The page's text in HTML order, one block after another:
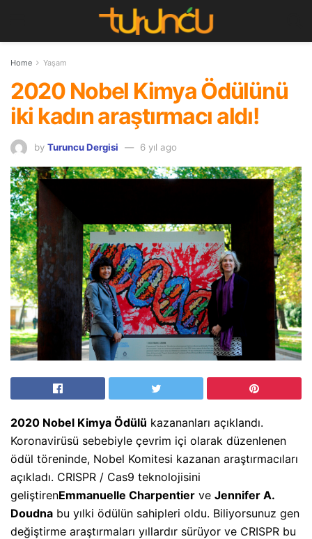
Home Yaşam
2020 Nobel Kimya Ödülünü
iki kadın araştırmacı aldı!
by Turuncu Dergisi 6 yıl ago
2020 Nobel Kimya Ödülü kazananları açıklandı.
Koronavirüsü sebebiyle çevrim içi olarak düzenlenen
ödül töreninde, Nobel Komitesi kazanan araştırmacıları
açıkladı. CRISPR / Cas9 teknolojisini
geliştirenEmmanuelle Charpentier ve Jennifer A.
Doudna bu yılki ödülün sahipleri oldu. Biliyorsunuz gen
değiştirme araştırmaları yıllardır sürüyor ve CRISPR bu